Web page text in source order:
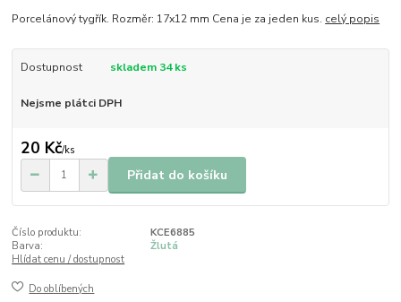
Porcelánový tygřík. Rozměr: 17x12 mm Cena je za jeden kus. celý popis
Dostupnost skladem 34 ks
Nejsme plátci DPH
20 Kč/ks
Přidat do košíku
Číslo produktu:
KCE6885
Barva:
Žlutá
Hlídat cenu / dostupnost
Do oblíbených